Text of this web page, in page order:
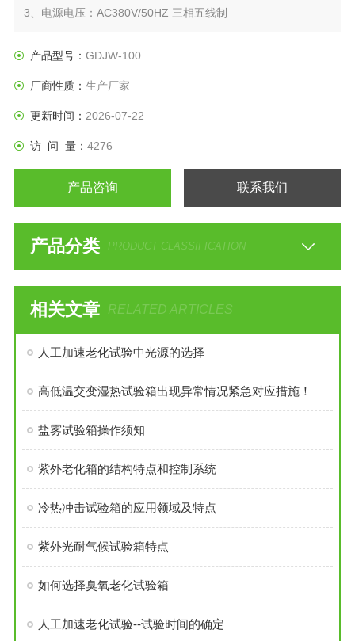
3、电源电压：AC380V/50HZ 三相五线制
产品型号： GDJW-100
厂商性质： 生产厂家
更新时间： 2026-07-22
访 问 量： 4276
产品咨询 联系我们
产品分类 PRODUCT CLASSIFICATION
相关文章 RELATED ARTICLES
人工加速老化试验中光源的选择
高低温交变湿热试验箱出现异常情况紧急对应措施！
盐雾试验箱操作须知
紫外老化箱的结构特点和控制系统
冷热冲击试验箱的应用领域及特点
紫外光耐气候试验箱特点
如何选择臭氧老化试验箱
人工加速老化试验--试验时间的确定